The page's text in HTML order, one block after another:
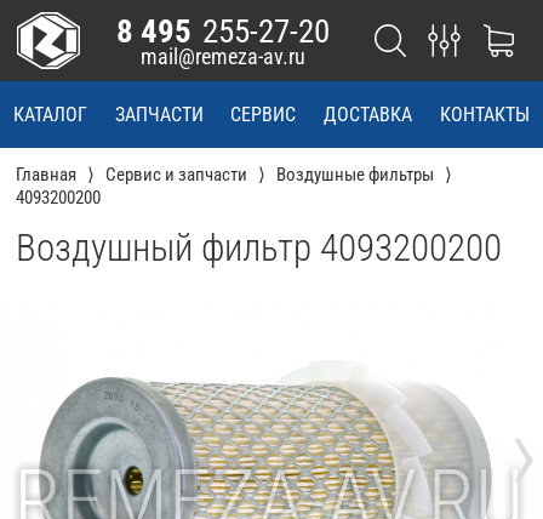
КАТАЛОГ ЗАПЧАСТИ СЕРВИС ДОСТАВКА КОНТАКТЫ
8 495 255-27-20
mail@remeza-av.ru
Главная Сервис и запчасти
Воздушные фильтры
4093200200
Воздушный фильтр 4093200200
›